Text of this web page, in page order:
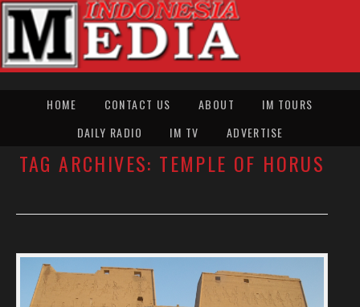
HOME CONTACT US ABOUT
IM TOURS
DAILY RADIO
IM TV ADVERTISE
TAG ARCHIVES: TEMPLE OF HORUS